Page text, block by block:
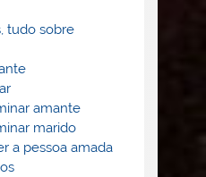
tudo sobre
amante
marido
a pessoa amada